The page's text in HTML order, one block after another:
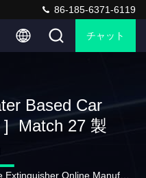
86-185-6371-6119
チャット
Based Car
] Match 27 製